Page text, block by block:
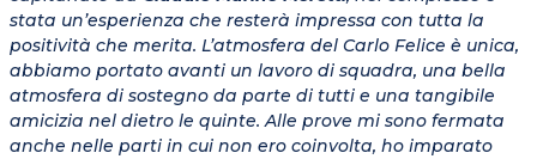
stata un’esperienza che resterà impressa con tutta la
positività che merita. L’atmosfera del Carlo Felice è unica,
abbiamo portato avanti un lavoro di squadra, una bella
atmosfera di sostegno da parte di tutti e una tangibile
amicizia nel dietro le quinte. Alle prove mi sono fermata
anche nelle parti in cui non ero coinvolta, ho imparato